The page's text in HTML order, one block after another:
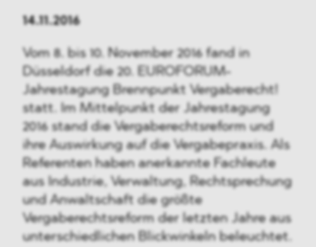
14.11.2016
Vom 8. bis 10. November 2016 fand in
Düsseldorf die 20. EUROFORUM-
Jahrestagung Brennpunkt Vergaberecht!
statt. Im Mittelpunkt der Jahrestagung
2016 stand die Vergaberechtsreform und
ihre Auswirkung auf die Vergabepraxis. Als
Referenten haben anerkannte Fachleute
aus Industrie, Verwaltung, Rechtsprechung
und Anwaltschaft die größte
Vergaberechtsreform der letzten Jahre aus
unterschiedlichen Blickwinkeln beleuchtet.